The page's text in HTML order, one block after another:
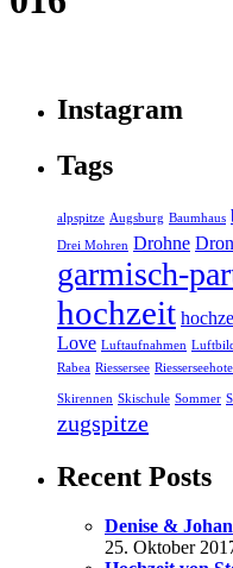
Instagram
Tags
alpspitze Augsburg Baumhaus
Drei Mohren Drohne
garmisch-
hochzeit
Love Luftaufnahmen Luftbild
Rabea Riessersee Riesserseehotel
Skirennen Skischule Sommer
zugspitze
Recent Posts
Denise &
25. Oktober